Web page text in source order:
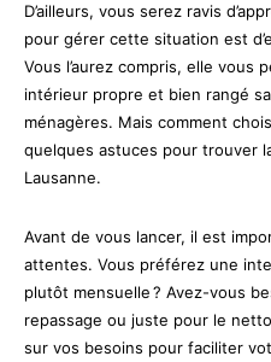
D’ailleurs, vous serez ravis
pour gérer cette situation est
Vous l’aurez compris, elle vous
intérieur propre et bien rangé
ménagères. Mais comment
quelques astuces pour trouver
Lausanne.
Avant de vous lancer, il est
attentes. Vous préférez une
plutôt mensuelle ? Avez-vous
repassage ou juste pour le
sur vos besoins pour faciliter